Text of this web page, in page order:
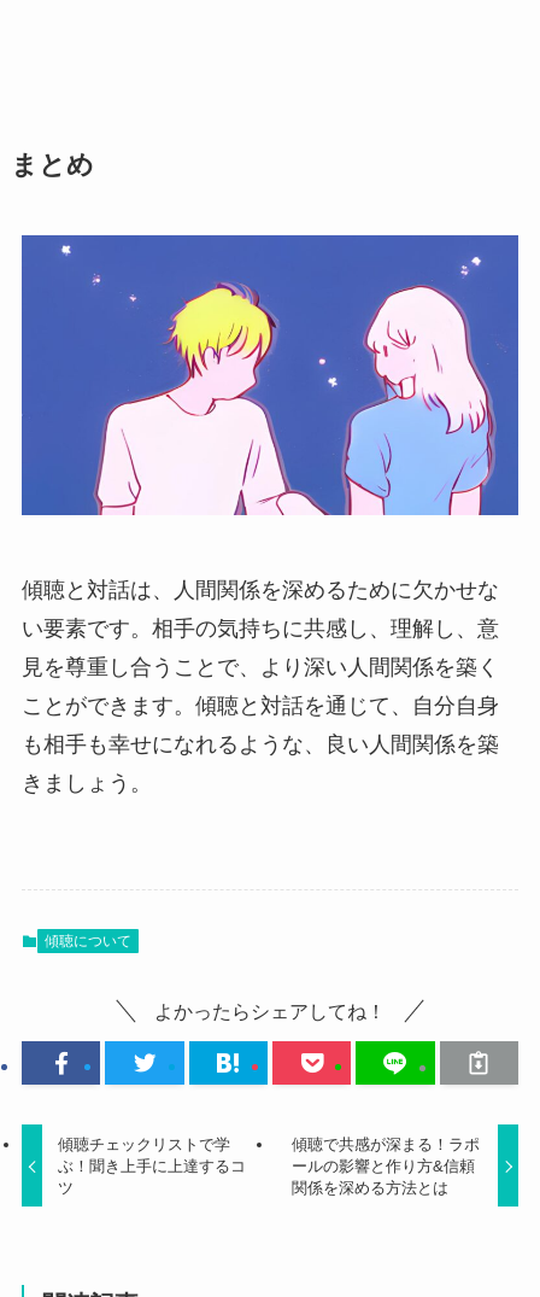
まとめ
傾聴と対話は、人間関係を深めるために欠かせな
い要素です。相手の気持ちに共感し、理解し、意
見を尊重し合うことで、より深い人間関係を築く
ことができます。傾聴と対話を通じて、自分自身
も相手も幸せになれるような、良い人間関係を築
きましょう。
傾聴について
よかったらシェアしてね！
傾聴チェックリストで学
ぶ！聞き上手に上達するコ
ツ
傾聴で共感が深まる！ラポ
ールの影響と作り方&信頼
関係を深める方法とは